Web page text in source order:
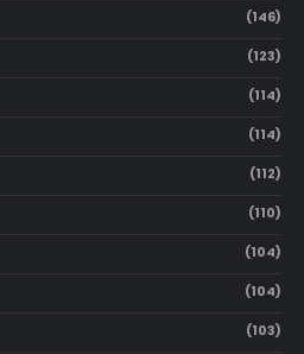
(146)
(123)
(114)
(114)
(112)
(110)
(104)
(104)
(103)